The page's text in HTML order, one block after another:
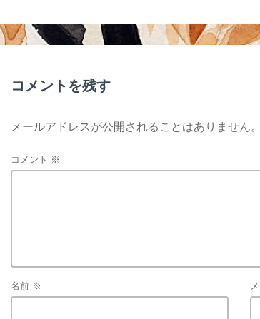
o
k
コメントを残す
メールアドレスが公開されることはありません。
コメント ※
名前 ※